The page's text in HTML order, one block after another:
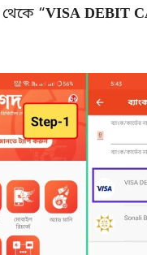
“VISA DEBIT